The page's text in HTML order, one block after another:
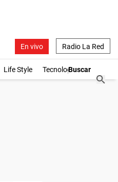
En vivo Radio La Red
Life Style Tecnología